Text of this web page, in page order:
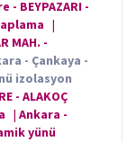
- BEYPAZARI -
|
MAH. -
- Çankaya -
izolasyon
- ALAKOÇ
| Ankara -
yünü